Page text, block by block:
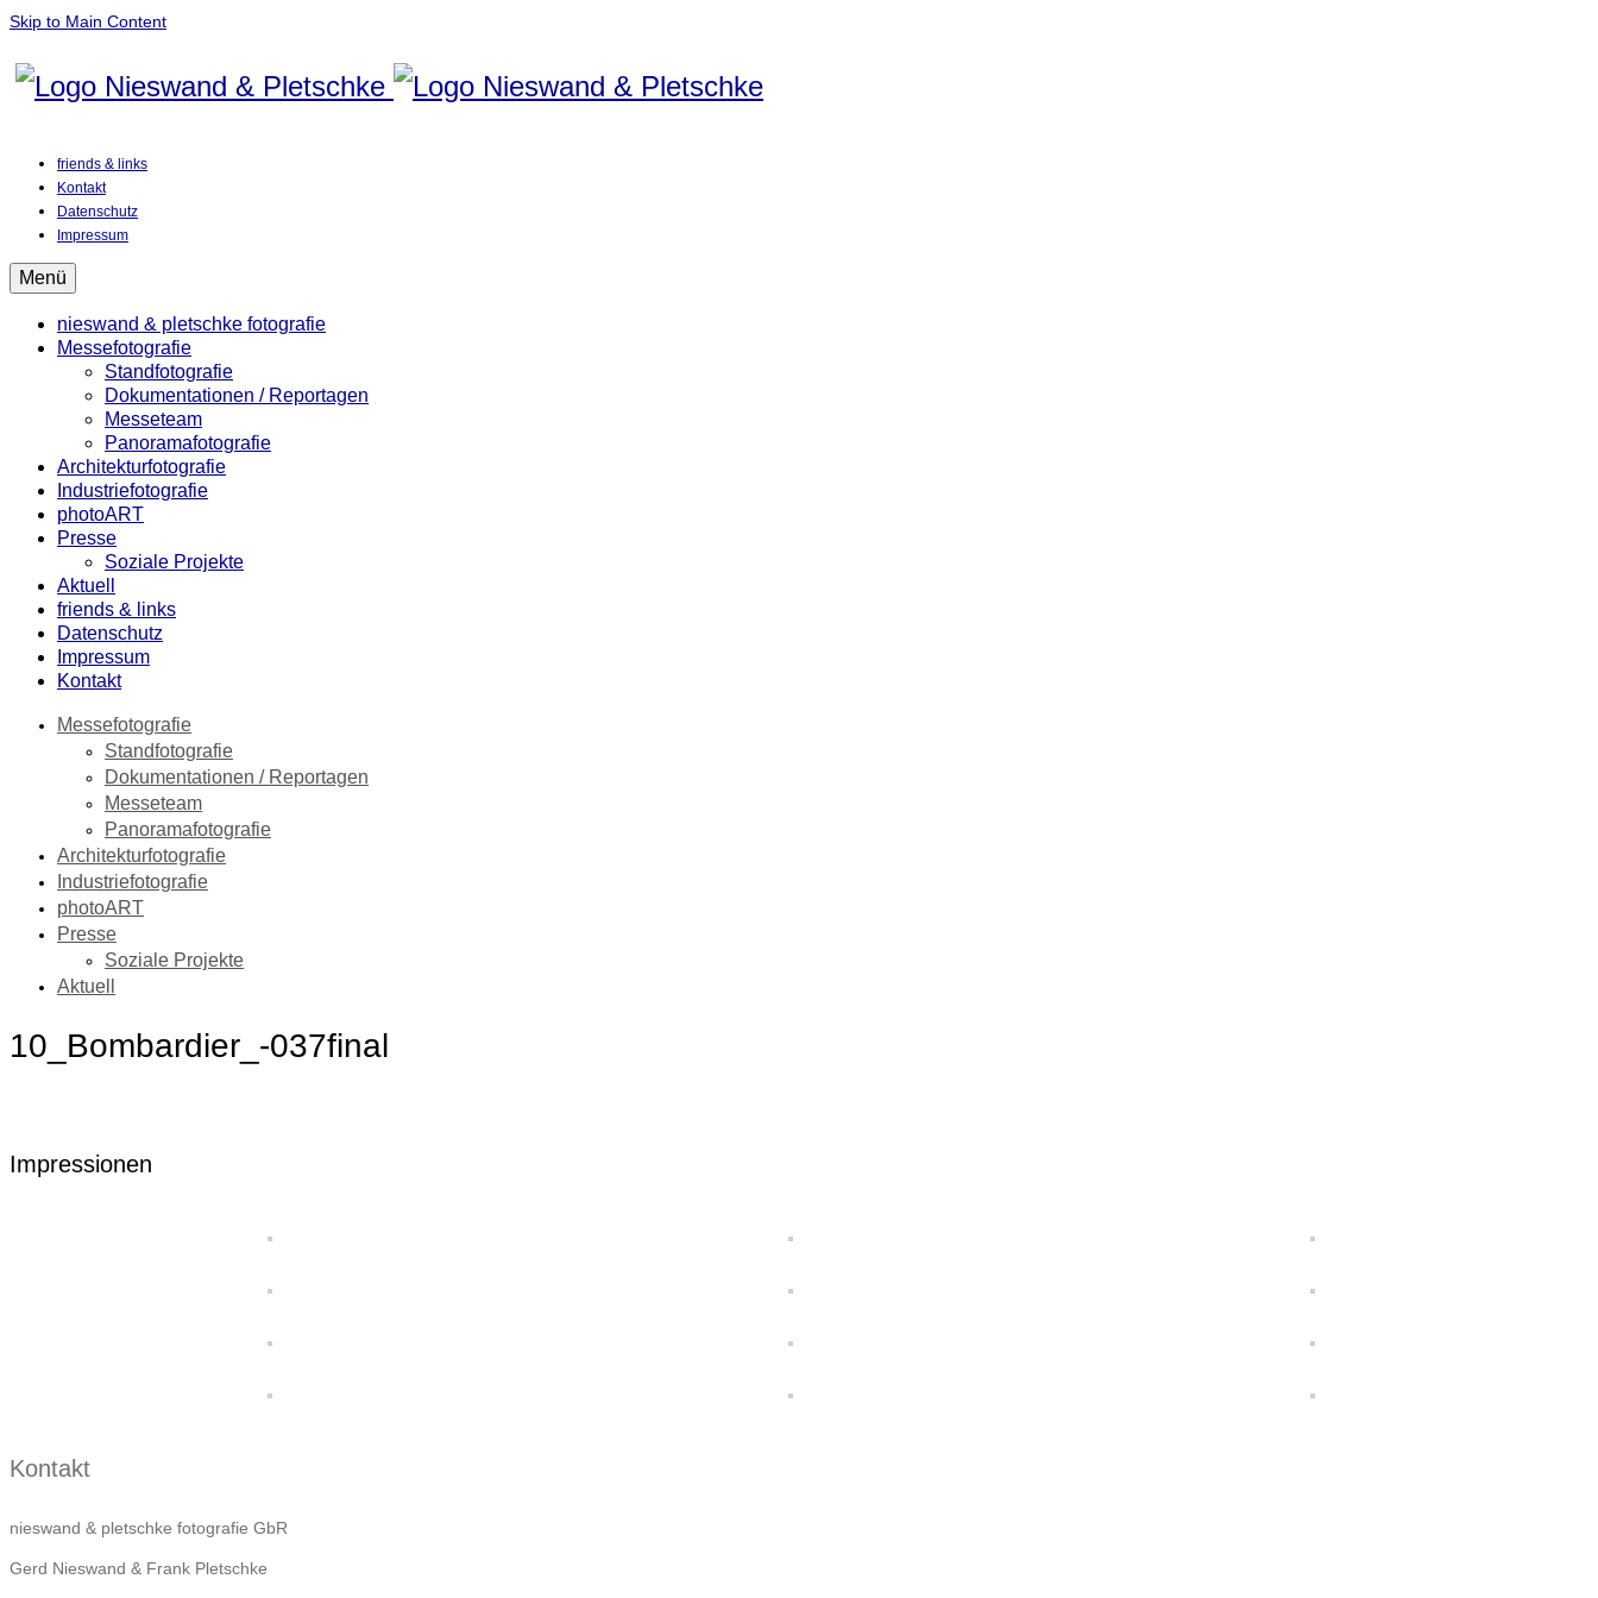
Skip to Main Content
friends & links
Kontakt
Datenschutz
Impressum
Menü
nieswand & pletschke fotografie
Messefotografie
Standfotografie
Dokumentationen / Reportagen
Messeteam
Panoramafotografie
Architekturfotografie
Industriefotografie
photoART
Presse
Soziale Projekte
Aktuell
friends & links
Datenschutz
Impressum
Kontakt
Messefotografie
Standfotografie
Dokumentationen / Reportagen
Messeteam
Panoramafotografie
Architekturfotografie
Industriefotografie
photoART
Presse
Soziale Projekte
Aktuell
10_Bombardier_-037final
Impressionen
Kontakt
nieswand & pletschke fotografie GbR
Gerd Nieswand & Frank Pletschke